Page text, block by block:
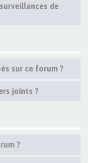
de
sur ce forum ?
joints ?
?